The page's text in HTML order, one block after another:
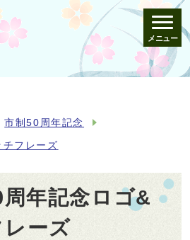
メニュー
市制50周年記念
フレーズ
年記念ロゴ&
ーズ